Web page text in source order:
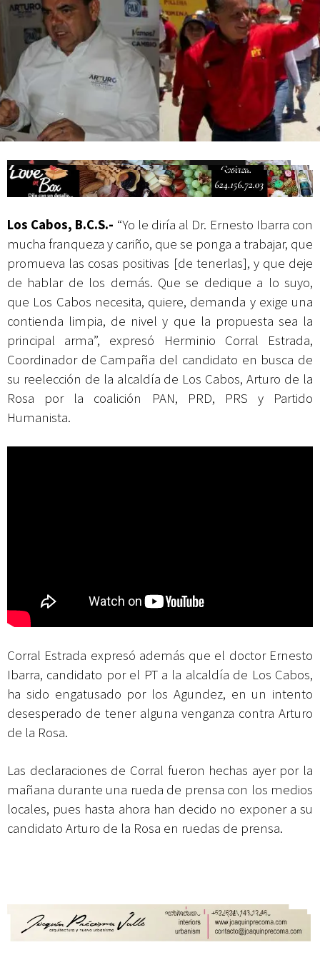
Campesina
Los Cabos, B.C.S.- “Yo le diría al Dr. Ernesto Ibarra con
mucha franqueza y cariño, que se ponga a trabajar, que
promueva las cosas positivas [de tenerlas], y que deje
de hablar de los demás. Que se dedique a lo suyo,
que Los Cabos necesita, quiere, demanda y exige una
contienda limpia, de nivel y que la propuesta sea la
principal arma”, expresó Herminio Corral Estrada,
Coordinador de Campaña del candidato en busca de
su reelección de la alcaldía de Los Cabos, Arturo de la
Rosa por la coalición PAN, PRD, PRS y Partido
Humanista.
Corral Estrada expresó además que el doctor Ernesto
Ibarra, candidato por el PT a la alcaldía de Los Cabos,
ha sido engatusado por los Agundez, en un intento
desesperado de tener alguna venganza contra Arturo
de la Rosa.
Las declaraciones de Corral fueron hechas ayer por la
mañana durante una rueda de prensa con los medios
locales, pues hasta ahora han decido no exponer a su
candidato Arturo de la Rosa en ruedas de prensa.